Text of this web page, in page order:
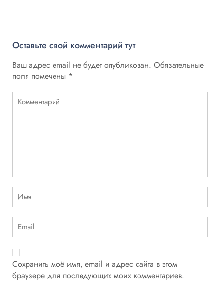
Оставьте свой комментарий тут
Ваш адрес email не будет опубликован. Обязательные
поля помечены *
Сохранить моё имя, email и адрес сайта в этом
браузере для последующих моих комментариев.